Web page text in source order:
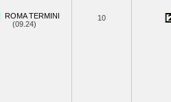
ROMA TERMINI
(09.24)
10